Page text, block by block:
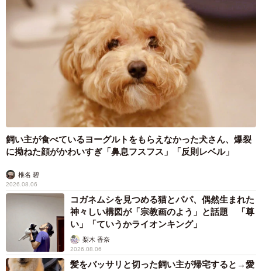
飼い主が食べているヨーグルトをもらえなかった犬さん、爆裂
に拗ねた顔がかわいすぎ「鼻息フスフス」「反則レベル」
椎名 碧
2026.08.06
コガネムシを見つめる猫とパパ、偶然生まれた
神々しい構図が「宗教画のよう」と話題 「尊
い」「ていうかライオンキング」
梨木 香奈
2026.08.06
髪をバッサリと切った飼い主が帰宅すると→愛